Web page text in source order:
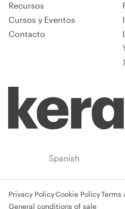
Recursos
Cursos y Eventos
Contacto
Spanish
Privacy PolicyCookie PolicyTerms
General conditions of sale